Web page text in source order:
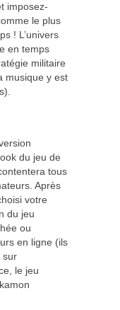
imposez-
le plus
! L’univers
en temps
militaire
musique y est
du jeu de
tous
Après
votre
du jeu
ou
en ligne (ils
sur
le jeu